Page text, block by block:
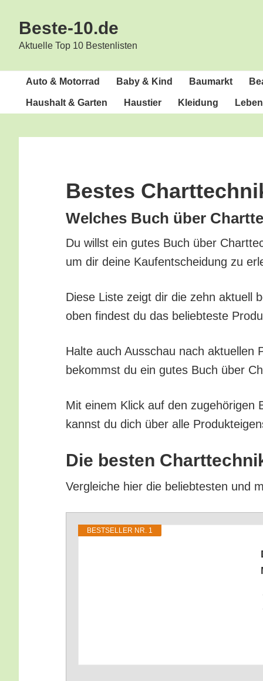
Hauptnavigation
springen
Inhalt
springen
Beste-10.de
Aktuelle Top 10 Bestenlisten
Auto & Motorrad Baby & Kind Bau­markt
Haus­halt & Garten Haus­tier Klei­dung
Bes­tes
Wel­ches Buch über
Du willst ein gutes Buch über
um dir dei­ne Kauf­ent­schei­dung zu
Die­se Lis­te zeigt dir die zehn aktu­ell
oben fin­dest du das belieb­tes­te
Hal­te auch Aus­schau nach aktu­el­len
bekommst du ein gutes Buch über
Mit einem Klick auf den zuge­hö­ri­gen
kannst du dich über alle
Die bes­ten
Ver­glei­che hier die belieb­tes­ten und
BEST­SEL­LER NR. 1